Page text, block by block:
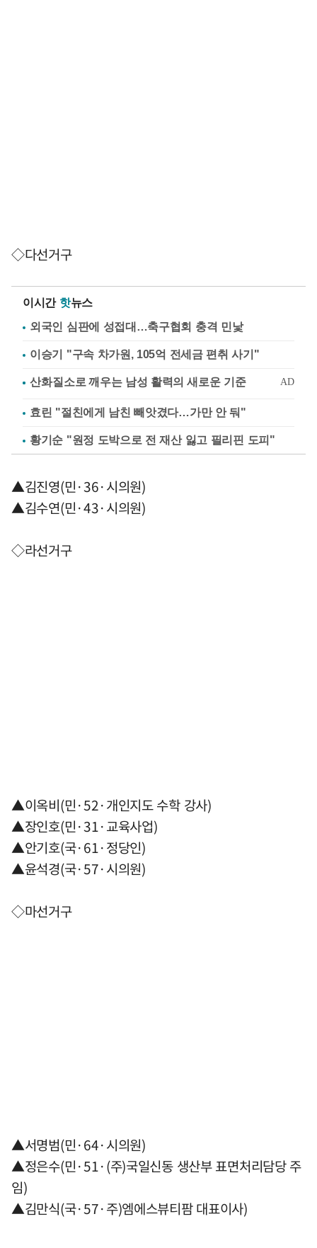
◇다선거구
이시간 핫뉴스
외국인 심판에 성접대…축구협회 충격 민낯
이승기 "구속 차가원, 105억 전세금 편취 사기"
효린 "절친에게 남친 빼앗겼다…가만 안 둬"
황기순 "원정 도박으로 전 재산 잃고 필리핀 도피"
▲김진영(민·36·시의원)
▲김수연(민·43·시의원)
◇라선거구
▲이옥비(민·52·개인지도 수학 강사)
▲장인호(민·31·교육사업)
▲안기호(국·61·정당인)
▲윤석경(국·57·시의원)
◇마선거구
▲서명범(민·64·시의원)
▲정은수(민·51·(주)국일신동 생산부 표면처리담당 주
임)
▲김만식(국·57·주)엠에스뷰티팜 대표이사)